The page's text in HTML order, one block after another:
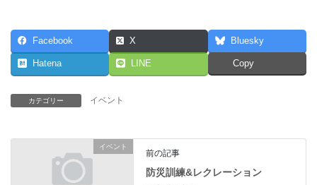
Facebook X Bluesky
Hatena LINE Copy
カテゴリー イベント
イベント
前の記事
防災訓練&レクレーション